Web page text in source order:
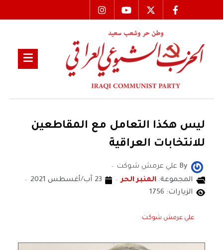
ليس هكذا التعامل مع المقاطعين
للانتخابات العراقية
By علي عرمش شوكت
المجموعة: المنبر الحر
23 آب/أغسطس 2021
الزيارات: 1756
علي عرمش شوكت